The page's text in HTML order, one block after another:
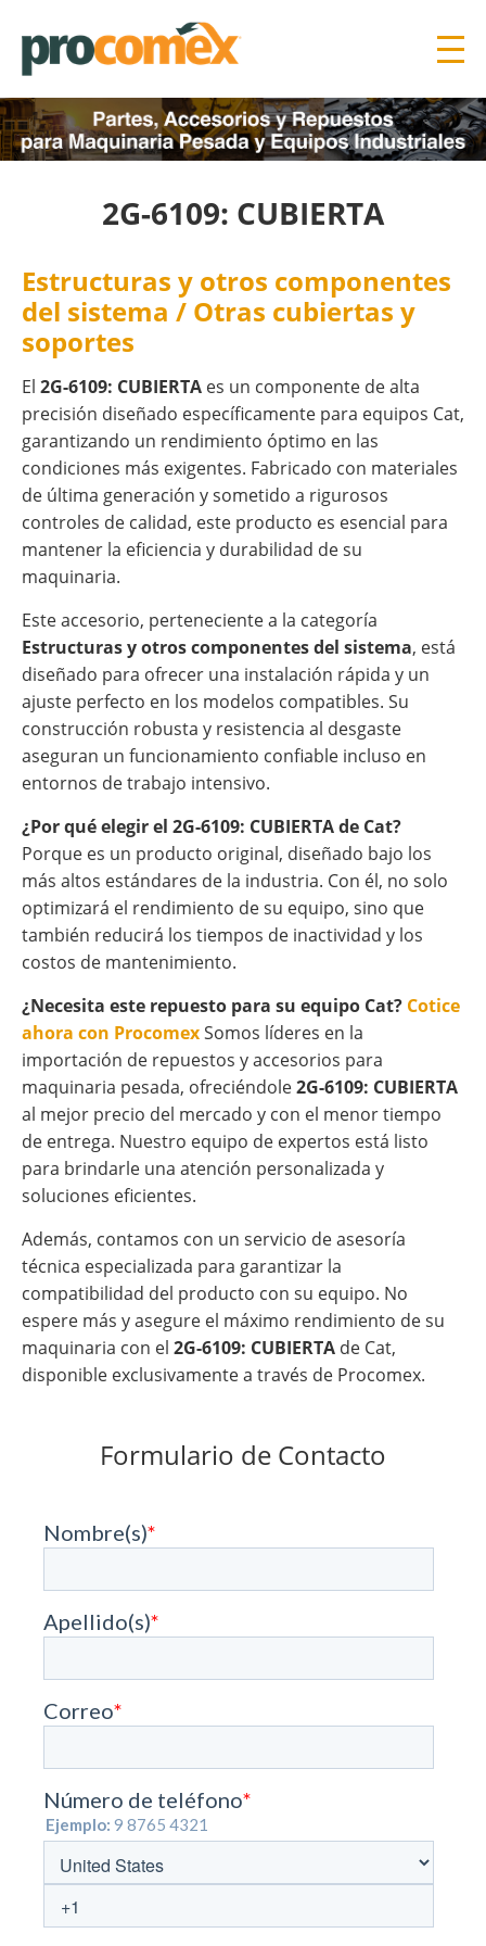
2G-6109: CUBIERTA
Estructuras y otros componentes
del sistema / Otras cubiertas y
soportes
El 2G-6109: CUBIERTA es un componente de alta
precisión diseñado específicamente para equipos Cat,
garantizando un rendimiento óptimo en las
condiciones más exigentes. Fabricado con materiales
de última generación y sometido a rigurosos
controles de calidad, este producto es esencial para
mantener la eficiencia y durabilidad de su
maquinaria.
Este accesorio, perteneciente a la categoría
Estructuras y otros componentes del sistema, está
diseñado para ofrecer una instalación rápida y un
ajuste perfecto en los modelos compatibles. Su
construcción robusta y resistencia al desgaste
aseguran un funcionamiento confiable incluso en
entornos de trabajo intensivo.
¿Por qué elegir el 2G-6109: CUBIERTA de Cat?
Porque es un producto original, diseñado bajo los
más altos estándares de la industria. Con él, no solo
optimizará el rendimiento de su equipo, sino que
también reducirá los tiempos de inactividad y los
costos de mantenimiento.
¿Necesita este repuesto para su equipo Cat? Cotice
ahora con ProcomexSomos líderes en la
importación de repuestos y accesorios para
maquinaria pesada, ofreciéndole2G-6109: CUBIERTA
al mejor precio del mercado y con el menor tiempo
de entrega. Nuestro equipo de expertos está listo
para brindarle una atención personalizada y
soluciones eficientes.
Además, contamos con un servicio de asesoría
técnica especializada para garantizar la
compatibilidad del producto con su equipo. No
espere más y asegure el máximo rendimiento de su
maquinaria con el 2G-6109: CUBIERTA de Cat,
disponible exclusivamente a través de Procomex.
Formulario de Contacto